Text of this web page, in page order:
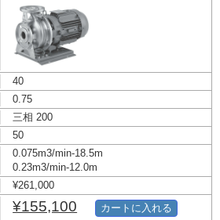
40
0.75
三相 200
50
0.075m3/min-18.5m
0.23m3/min-12.0m
¥261,000
¥155,100 カートに入れる